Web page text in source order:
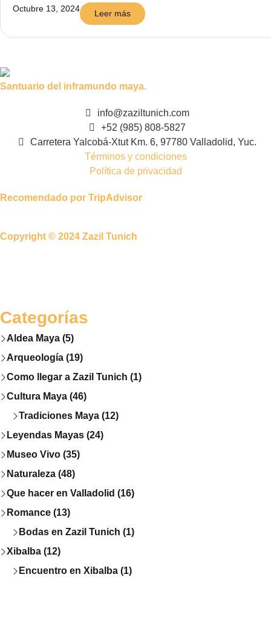
Octubre 13, 2024 Leer más
Santuario del inframundo maya.
info@zaziltunich.com
+52 (985) 808-5827
Carretera Yalcobá-Xtut Km. 6, 97780 Valladolid, Yuc.
Términos y condiciones
Política de privacidad
Recomendado por TripAdvisor
Copyright © 2024 Zazil Tunich
Categorías
Aldea Maya (5)
Arqueología (19)
Como llegar a Zazil Tunich (1)
Cultura Maya (46)
Tradiciones Maya (12)
Leyendas Mayas (24)
Museo Vivo (35)
Naturaleza (48)
Que hacer en Valladolid (16)
Romance (13)
Bodas en Zazil Tunich (1)
Xibalba (12)
Encuentro en Xibalba (1)